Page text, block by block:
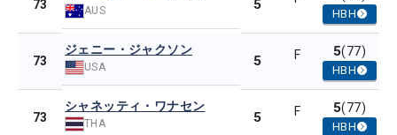
73 AUS 5
HBH
73
ジェニー・ジャクソン
USA 5 F 5(77)
HBH
73
シャネッティ・ワナセン
THA 5 F 5(77)
HBH